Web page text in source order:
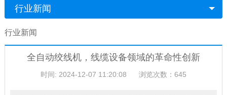
行业新闻
行业新闻
全自动绞线机，线缆设备领域的革命性创新
时间: 2024-12-07 11:20:08 浏览次数：645